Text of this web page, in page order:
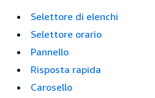
Selettore di elenchi
Selettore orario
Pannello
Risposta rapida
Carosello